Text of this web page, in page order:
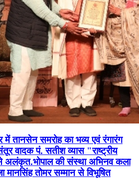
में तानसेन समरोह का भव्य एवं रंगारंग
वादक पं. सतीश व्यास "राष्ट्रीय
अलंकृत.भोपाल की संस्था अभिनव कला
मानसिंह तोमर सम्मान से विभूषित